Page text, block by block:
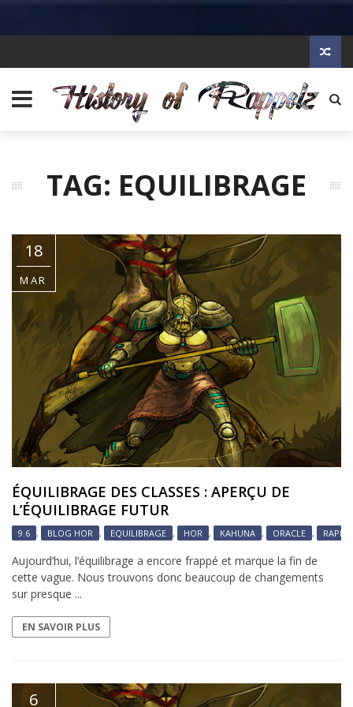
TAG: EQUILIBRAGE
18
MAR
ÉQUILIBRAGE DES CLASSES : APERÇU DE
L’ÉQUILIBRAGE FUTUR
9.6 , BLOG HOR , EQUILIBRAGE , HOR , KAHUNA , ORACLE ,
Aujourd’hui, l’équilibrage a encore frappé et marque la fin de
cette vague. Nous trouvons donc beaucoup de changements
sur presque ...
EN SAVOIR PLUS
6